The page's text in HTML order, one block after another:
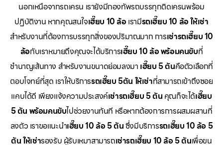
นอกเหนือจากรถเครน เรายังมีกองทัพรถบรรทุกติดเครนพร้อม
ปฏิบัติงาน หากคุณสนใจเฮี๊ยบ 10 ล้อเรามีรถเฮี๊ยบ 10 ล้อ ให้เช่า
สำหรับงานที่ต้องการบรรทุกสิ่งของปริมาณมาก การเช่ารถเฮี๊ยบ 10
ล้อกับเราหมายถึงคุณจะได้บริการเฮี๊ยบ 10 ล้อ พร้อมคนขับที่
ชำนาญเส้นทาง สำหรับงานขนาดย่อมลงมา เฮี๊ยบ 5 ตันคือตัวเลือกที่
ตอบโจทย์ที่สุด เราให้บริการรถเฮี๊ยบ 5ตัน ให้เช่าที่สามารถเข้าถึงซอย
แคบได้ดี เพียงแจ้งความประสงค์เช่ารถเฮี๊ยบ 5 ตัน คุณก็จะได้เฮี๊ยบ
5 ตัน พร้อมคนขับไปช่วยงานทันที หรือหากต้องการการผสมผสานที่
ลงตัว เราขอแนะนำเฮี๊ยบ 10 ล้อ 5 ตันซึ่งมีบริการรถเฮี๊ยบ 10 ล้อ 5
ตัน ให้เช่ารองรับ ผู้รับเหมาสามารถเช่ารถเฮี๊ยบ 10 ล้อ 5 ตันเพื่อขน